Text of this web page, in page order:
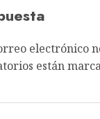
electrónico
están